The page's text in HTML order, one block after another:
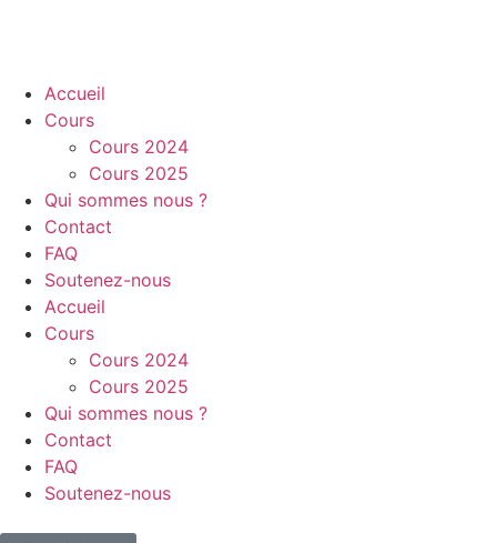
Accueil
Cours
Cours 2024
Cours 2025
Qui sommes nous ?
Contact
FAQ
Soutenez-nous
Accueil
Cours
Cours 2024
Cours 2025
Qui sommes nous ?
Contact
FAQ
Soutenez-nous